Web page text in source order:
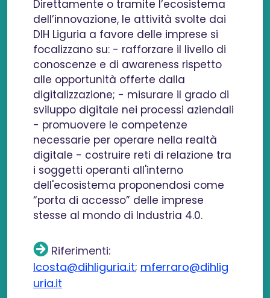
Direttamente o tramite l’ecosistema
dell’innovazione, le attività svolte dai
DIH Liguria a favore delle imprese si
focalizzano su: - rafforzare il livello di
conoscenze e di awareness rispetto
alle opportunità offerte dalla
digitalizzazione; - misurare il grado di
sviluppo digitale nei processi aziendali
- promuovere le competenze
necessarie per operare nella realtà
digitale - costruire reti di relazione tra
i soggetti operanti all'interno
dell'ecosistema proponendosi come
“porta di accesso” delle imprese
stesse al mondo di Industria 4.0.
Riferimenti:
lcosta@dihliguria.it; mferraro@dihlig
uria.it